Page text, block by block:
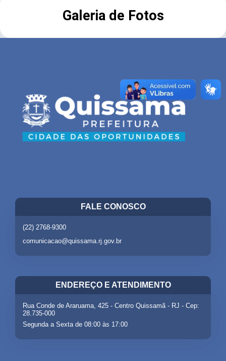
Galeria de Fotos
FALE CONOSCO
(22) 2768-9300
comunicacao@quissama.rj.gov.br
ENDEREÇO E ATENDIMENTO
Rua Conde de Araruama, 425 - Centro Quissamã - RJ - Cep:
28.735-000
Segunda a Sexta de 08:00 às 17:00